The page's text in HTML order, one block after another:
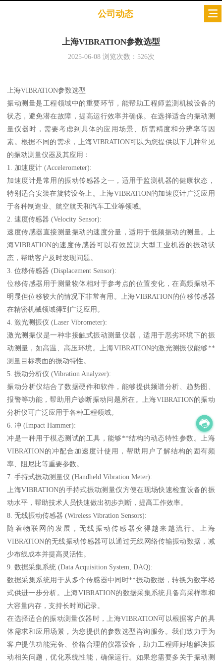
公司动态
上海VIBRATION参数选型
2025-06-08浏览次数： 526次
上海VIBRATION参数选型
振动测量是工程领域中的重要环节，能帮助工程师监测机械设备的
状态，避免潜在故障，提高运行效率并确保。在选择适合的振动测
量仪器时，需要考虑到具体的应用场景、所需精度和分辨率等因
素。根据不同的需求，上海VIBRATION可以为您提供以下几种常见
的振动测量仪器及其应用：
1. 加速度计 (Accelerometer):
加速度计是常用的振动传感器之一，适用于监测机器的健康状态，
特别适合安装在旋转设备上。上海VIBRATION的加速度计广泛应用
于各种制造业、航空航天和汽车工业等领域。
2. 速度传感器 (Velocity Sensor):
速度传感器直接测量振动的速度分量，适用于低频振动的测量。上
海VIBRATION的速度传感器可以有效监测大型工业机器的振动状
态，帮助客户及时发现问题。
3. 位移传感器 (Displacement Sensor):
位移传感器用于测量物体相对于参考点的位置变化，在高频振动不
明显但位移较大的情况下非常有用。上海VIBRATION的位移传感器
在精密机械领域得到广泛应用。
4. 激光测振仪 (Laser Vibrometer):
激光测振仪是一种非接触式振动测量仪器，适用于恶劣环境下的振
动测量，如高温、高压环境。上海VIBRATION的激光测振仪能够**
测量目标表面的振动特性。
5. 振动分析仪 (Vibration Analyzer):
振动分析仪结合了数据硬件和软件，能够提供频谱分析、趋势图、
报警等功能，帮助用户诊断振动问题所在。上海VIBRATION的振动
分析仪可广泛应用于各种工程领域。
6. 冲 (Impact Hammer):
冲是一种用于模态测试的工具，能够**结构的动态特性参数。上海
VIBRATION的冲配合加速度计使用，帮助用户了解结构的固有频
率、阻尼比等重要参数。
7. 手持式振动测量仪 (Handheld Vibration Meter):
上海VIBRATION的手持式振动测量仪方便在现场快速检查设备的振
动水平，帮助技术人员快速做出初步判断，提高工作效率。
8. 无线振动传感器 (Wireless Vibration Sensors):
随着物联网的发展，无线振动传感器变得越来越流行。上海
VIBRATION的无线振动传感器可以通过无线网络传输振动数据，减
少布线成本并提高灵活性。
9. 数据采集系统 (Data Acquisition System, DAQ):
数据采集系统用于从多个传感器中同时**振动数据，转换为数字格
式供进一步分析。上海VIBRATION的数据采集系统具备高采样率和
大容量内存，支持长时间记录。
在选择适合的振动测量仪器时，上海VIBRATION可以根据客户的具
体需求和应用场景，为您提供的参数选型咨询服务。我们致力于为
客户提供功能完备、价格合理的仪器设备，助力工程师好地解决振
动相关问题，优化系统性能，确保运行。如果您需要多关于振动测